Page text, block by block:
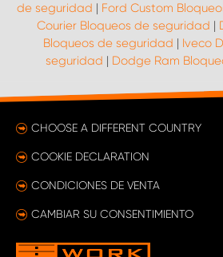
de seguridad | Ford Custom
Courier Bloqueos de seguridad |
Bloqueos de seguridad | Iveco
seguridad | Dodge Ram
CHOOSE A DIFFERENT COUNTRY
COOKIE DECLARATION
CONDICIONES DE VENTA
CAMBIAR SU CONSENTIMIENTO